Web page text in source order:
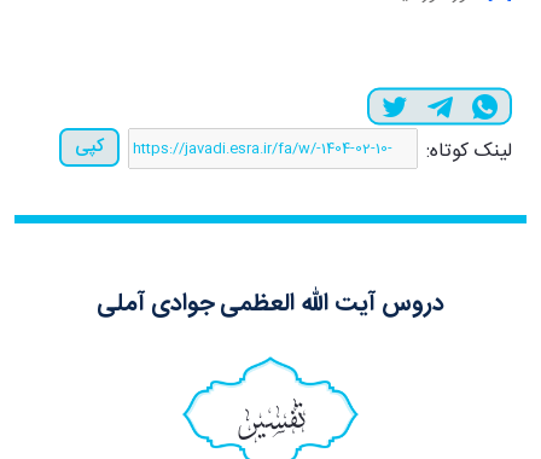
لینک کوتاه: کپی
دروس آیت الله العظمی جوادی آملی
تفسیر